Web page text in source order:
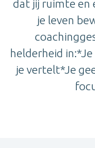
dat jij ruimte en
je leven
helderheid
je vertelt*Je